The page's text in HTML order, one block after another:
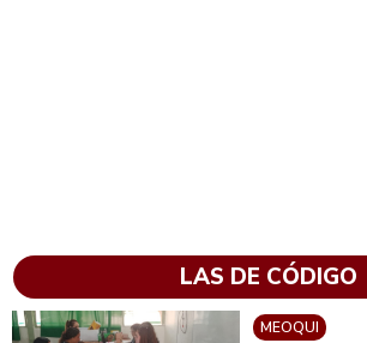
LAS DE CÓDIGO
MEOQUI